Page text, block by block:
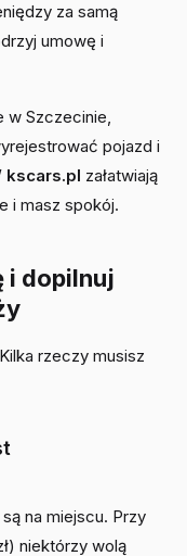
za samą
umowę i
w Szczecinie,
pojazd i
kscars.pl załatwiają
i masz spokój.
i dopilnuj
rzeczy musisz
na miejscu. Przy
niektórzy wolą